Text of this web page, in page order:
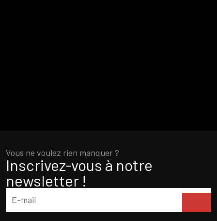
Vous ne voulez rien manquer ?
Inscrivez-vous à notre
newsletter !